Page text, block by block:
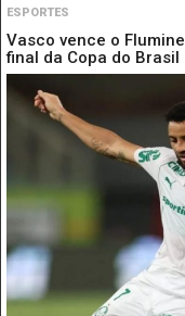
ESPORTES
Vasco vence o
final da Copa do Brasil